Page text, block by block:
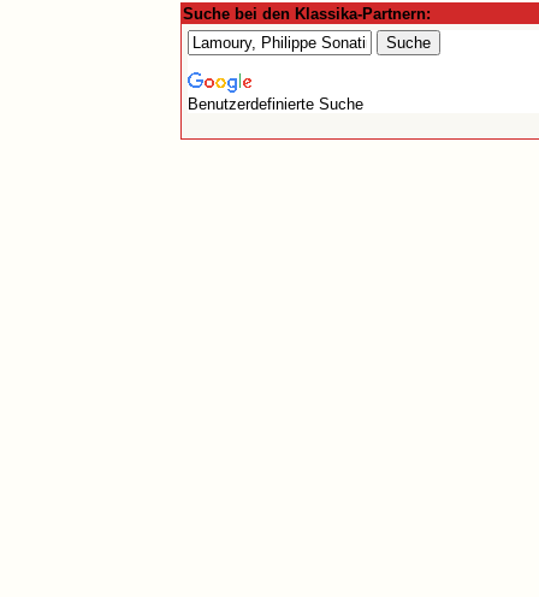
Suche bei den Klassika-Partnern:
Benutzerdefinierte Suche